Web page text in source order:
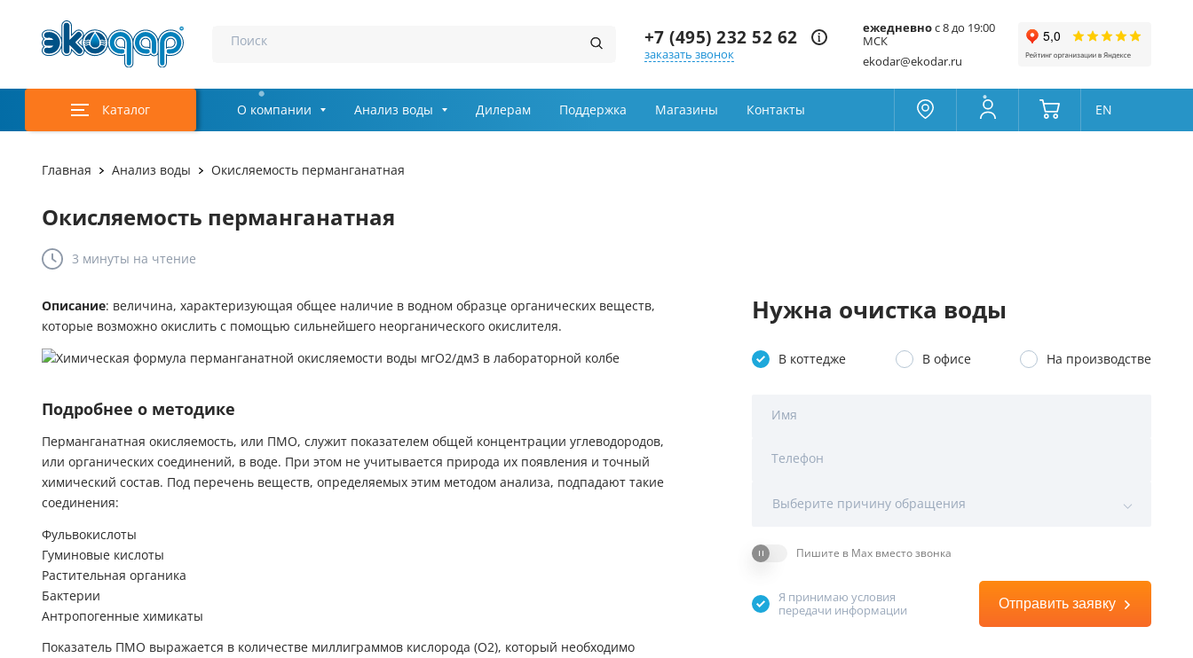
Поиск +7 (495) 232 52 62
Заказ звонка
передачи информации
Фирменные магазины
заказать звонок
ежедневнос 8 до 19:00
МСК
ekodar@ekodar.ru
Каталог О компании Анализ воды Дилерам Поддержка Магазины Контакты EN
Главная Анализ воды Окисляемость перманганатная
Окисляемость перманганатная
3 минуты на чтение
Описание: величина, характеризующая общее наличие в водном образце органических веществ,
которые возможно окислить с помощью сильнейшего неорганического окислителя.
Подробнее о методике
Перманганатная окисляемость, или ПМО, служит показателем общей концентрации углеводородов,
или органических соединений, в воде. При этом не учитывается природа их появления и точный
химический состав. Под перечень веществ, определяемых этим методом анализа, подпадают такие
соединения:
Фульвокислоты
Гуминовые кислоты
Растительная органика
Бактерии
Антропогенные химикаты
Показатель ПМО выражается в количестве миллиграммов кислорода (O2), который необходимо
Нужна очистка воды
В коттедже В офисе На производстве
Имя
Телефон
Выберите причину обращения
Пишите в Max вместо звонка
Я принимаю условия
передачи информации
Отправить заявку